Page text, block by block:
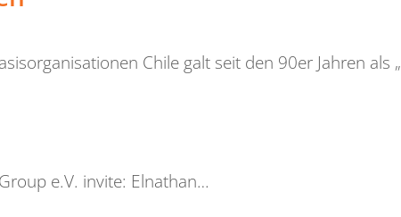
Chile galt seit den 90er Jahren als „
e.V. invite: Elnathan…